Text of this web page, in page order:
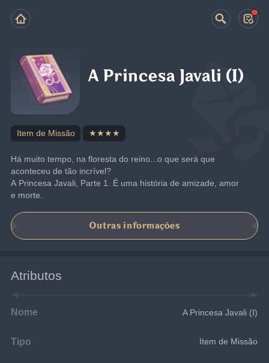
A Princesa Javali (I)
Item de Missão ★★★★
Há muito tempo, na floresta do reino...o que será que
aconteceu de tão incrível?
A Princesa Javali, Parte 1. É uma história de amizade, amor
e morte.
Outras informações
Atributos
Nome A Princesa Javali (I)
Tipo Item de Missão